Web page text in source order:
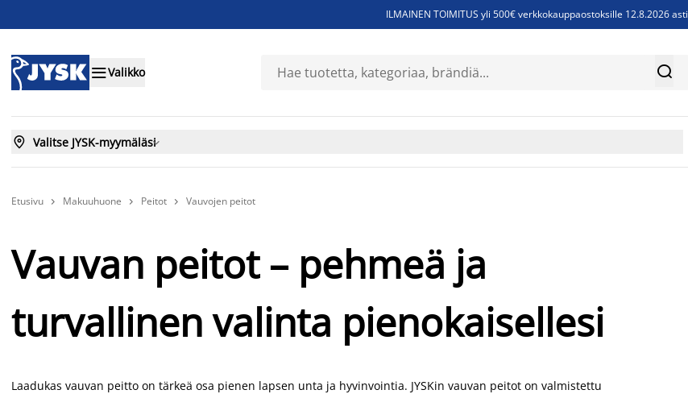
ILMAINEN TOIMITUS yli 500€ verkkokauppaostoksille 12.8.2026 asti
Sijauspatjoja - Säästä jopa 60%
Valikko 
 Valitse JYSK-myymäläsi
Etusivu  Makuuhuone  Peitot  Vauvojen peitot
Vauvan peitot – pehmeä ja
turvallinen valinta pienokaisellesi
Laadukas vauvan peitto on tärkeä osa pienen lapsen unta ja hyvinvointia. JYSKin vauvan peitot on valmistettu